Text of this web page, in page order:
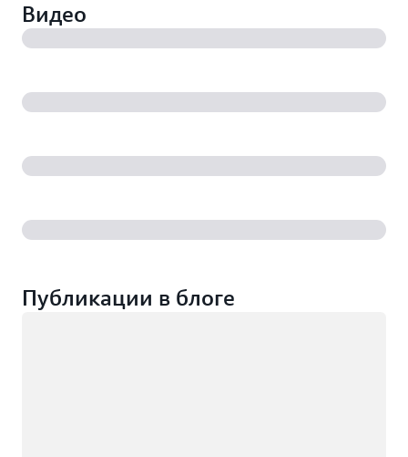
Видео
Публикации в блоге